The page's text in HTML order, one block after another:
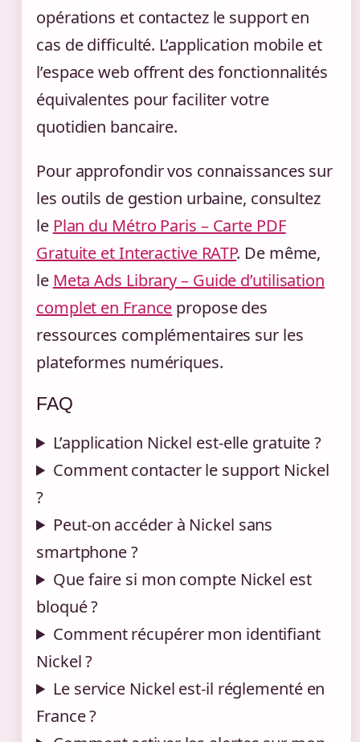
opérations et contactez le support en
cas de difficulté. L’application mobile et
l’espace web offrent des fonctionnalités
équivalentes pour faciliter votre
quotidien bancaire.
Pour approfondir vos connaissances sur
les outils de gestion urbaine, consultez
le Plan du Métro Paris – Carte PDF
Gratuite et Interactive RATP. De même,
le Meta Ads Library – Guide d’utilisation
complet en France propose des
ressources complémentaires sur les
plateformes numériques.
FAQ
L’application Nickel est-elle gratuite ?
Comment contacter le support Nickel
?
Peut-on accéder à Nickel sans
smartphone ?
Que faire si mon compte Nickel est
bloqué ?
Comment récupérer mon identifiant
Nickel ?
Le service Nickel est-il réglementé en
France ?